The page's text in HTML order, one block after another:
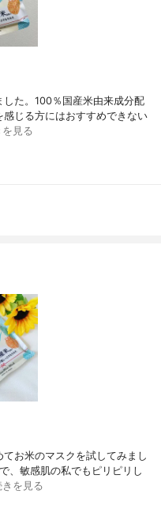
た。100％国産米由来成分配
じる方にはおすすめできない
見る
お米のマスクを試してみまし
、敏感肌の私でもピリピリし
きを見る